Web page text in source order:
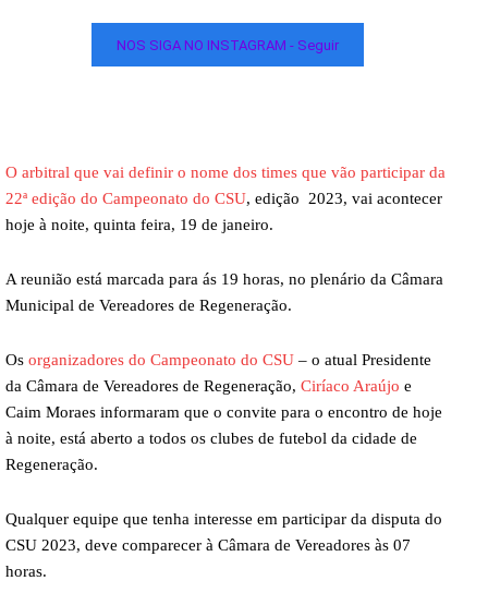
NOS SIGA NO INSTAGRAM - Seguir
O arbitral que vai definir o nome dos times que vão participar da
22ª edição do Campeonato do CSU, edição 2023, vai acontecer
hoje à noite, quinta feira, 19 de janeiro.
A reunião está marcada para ás 19 horas, no plenário da Câmara
Municipal de Vereadores de Regeneração.
Os organizadores do Campeonato do CSU – o atual Presidente
da Câmara de Vereadores de Regeneração, Ciríaco Araújo e
Caim Moraes informaram que o convite para o encontro de hoje
à noite, está aberto a todos os clubes de futebol da cidade de
Regeneração.
Qualquer equipe que tenha interesse em participar da disputa do
CSU 2023, deve comparecer à Câmara de Vereadores às 07
horas.